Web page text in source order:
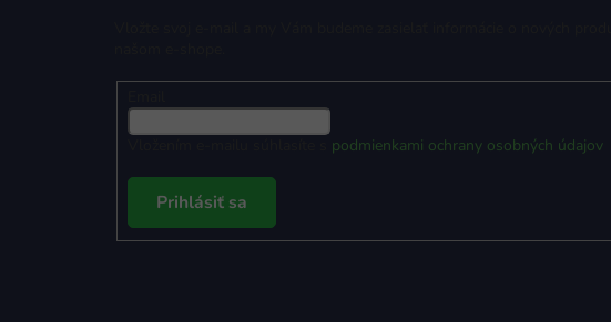
podmienkami ochrany osobných údajov
Prihlásiť sa